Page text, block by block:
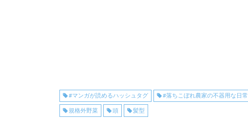
#マンガが読めるハッシュタグ #落ちこぼれ農家の不器用な日常
規格外野菜 頭 髪型